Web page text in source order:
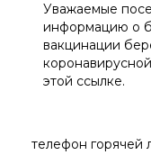
Уважаемые
информацию о
вакцинации
этой ссылке.
телефон горячей